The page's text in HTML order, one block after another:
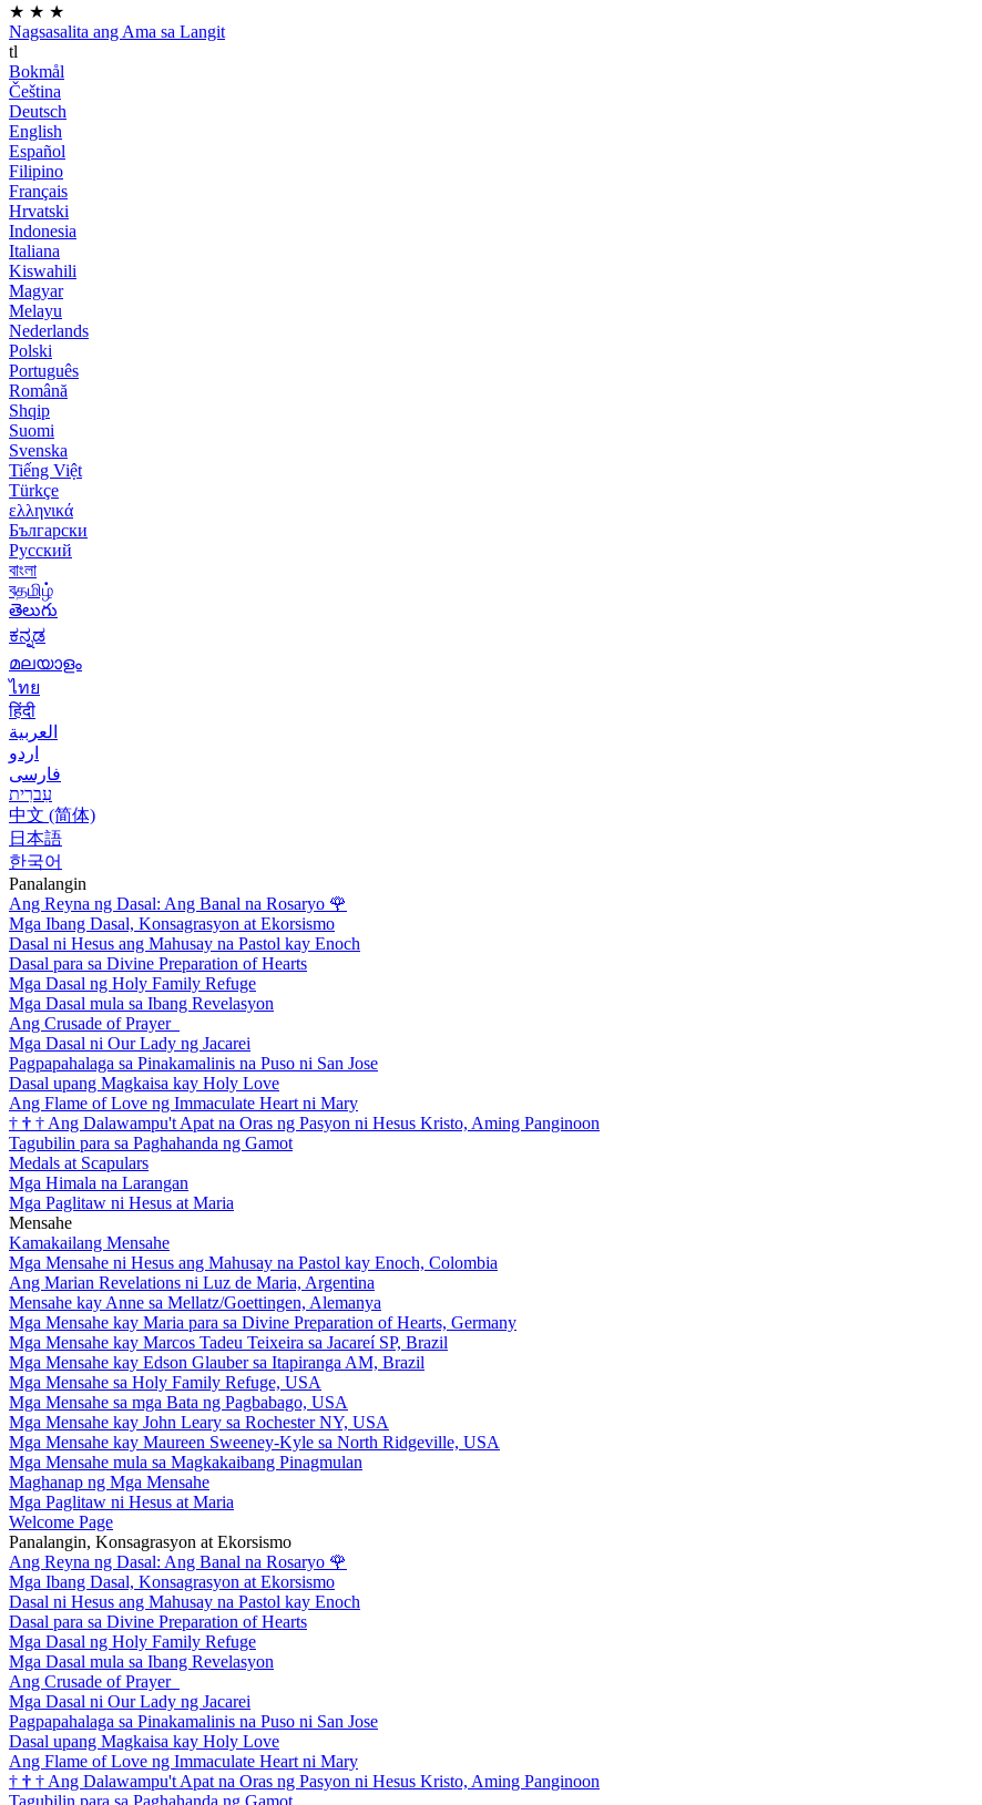
★ ★ ★
Nagsasalita ang Ama sa Langit
tl
Bokmål
Čeština
Deutsch
English
Español
Filipino
Français
Hrvatski
Indonesia
Italiana
Kiswahili
Magyar
Melayu
Nederlands
Polski
Português
Română
Shqip
Suomi
Svenska
Tiếng Việt
Türkçe
ελληνικά
Български
Русский
বাংলা
বதமிழ்
తెలుగు
ಕನ್ನಡ
മലയാളം
ไทย
हिंदी
العربية
اردو
فارسی
עִברִית
中文 (简体)
日本語
한국어
Panalangin
Ang Reyna ng Dasal: Ang Banal na Rosaryo 🌹
Mga Ibang Dasal, Konsagrasyon at Ekorsismo
Dasal ni Hesus ang Mahusay na Pastol kay Enoch
Dasal para sa Divine Preparation of Hearts
Mga Dasal ng Holy Family Refuge
Mga Dasal mula sa Ibang Revelasyon
Ang Crusade of Prayer
Mga Dasal ni Our Lady ng Jacarei
Pagpapahalaga sa Pinakamalinis na Puso ni San Jose
Dasal upang Magkaisa kay Holy Love
Ang Flame of Love ng Immaculate Heart ni Mary
† † † Ang Dalawampu't Apat na Oras ng Pasyon ni Hesus Kristo, Aming Panginoon
Tagubilin para sa Paghahanda ng Gamot
Medals at Scapulars
Mga Himala na Larangan
Mga Paglitaw ni Hesus at Maria
Mensahe
Kamakailang Mensahe
Mga Mensahe ni Hesus ang Mahusay na Pastol kay Enoch, Colombia
Ang Marian Revelations ni Luz de Maria, Argentina
Mensahe kay Anne sa Mellatz/Goettingen, Alemanya
Mga Mensahe kay Maria para sa Divine Preparation of Hearts, Germany
Mga Mensahe kay Marcos Tadeu Teixeira sa Jacareí SP, Brazil
Mga Mensahe kay Edson Glauber sa Itapiranga AM, Brazil
Mga Mensahe sa Holy Family Refuge, USA
Mga Mensahe sa mga Bata ng Pagbabago, USA
Mga Mensahe kay John Leary sa Rochester NY, USA
Mga Mensahe kay Maureen Sweeney-Kyle sa North Ridgeville, USA
Mga Mensahe mula sa Magkakaibang Pinagmulan
Maghanap ng Mga Mensahe
Mga Paglitaw ni Hesus at Maria
Welcome Page
Panalangin, Konsagrasyon at Ekorsismo
Ang Reyna ng Dasal: Ang Banal na Rosaryo 🌹
Mga Ibang Dasal, Konsagrasyon at Ekorsismo
Dasal ni Hesus ang Mahusay na Pastol kay Enoch
Dasal para sa Divine Preparation of Hearts
Mga Dasal ng Holy Family Refuge
Mga Dasal mula sa Ibang Revelasyon
Ang Crusade of Prayer
Mga Dasal ni Our Lady ng Jacarei
Pagpapahalaga sa Pinakamalinis na Puso ni San Jose
Dasal upang Magkaisa kay Holy Love
Ang Flame of Love ng Immaculate Heart ni Mary
† † † Ang Dalawampu't Apat na Oras ng Pasyon ni Hesus Kristo, Aming Panginoon
Tagubilin para sa Paghahanda ng Gamot